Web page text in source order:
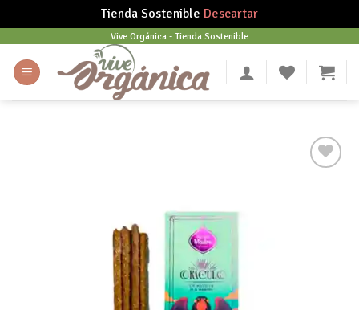
Tienda Sostenible Descartar
content
. Vive Orgánica - Tienda Sostenible .